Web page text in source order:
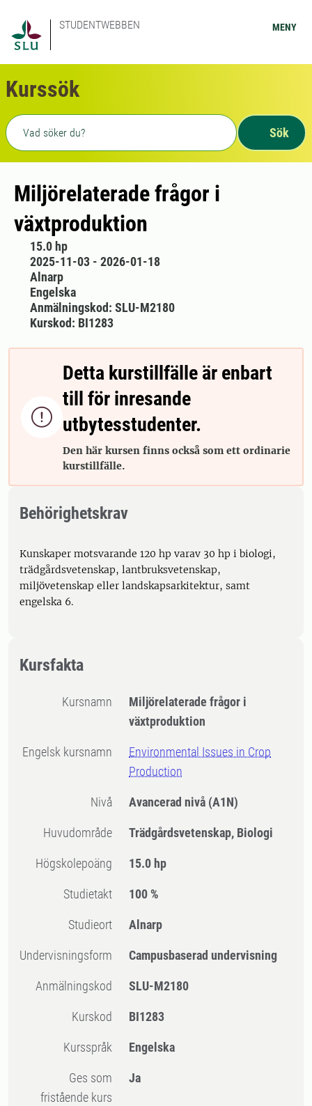
STUDENTWEBBEN MENY
Kurssök
Fritext sökning
Sök
Miljörelaterade frågor i
växtproduktion
15.0 hp
2025-11-03 - 2026-01-18
Alnarp
Engelska
Anmälningskod: SLU-M2180
Kurskod: BI1283

Detta kurstillfälle är enbart
till för inresande
utbytesstudenter.
Den här kursen finns också som ett ordinarie
kurstillfälle.
Behörighetskrav
Kunskaper motsvarande 120 hp varav 30 hp i biologi,
trädgårdsvetenskap, lantbruksvetenskap,
miljövetenskap eller landskapsarkitektur, samt
engelska 6.
Kursfakta
Kursnamn
Miljörelaterade frågor i
växtproduktion
Engelsk kursnamn
Environmental Issues in Crop
Production
Nivå Avancerad nivå (A1N)
Huvudområde Trädgårdsvetenskap, Biologi
högskolepoäng 15.0 hp
Studietakt 100 %
Studieort Alnarp
Undervisningsform Campusbaserad undervisning
Anmälningskod SLU-M2180
Kurskod BI1283
Kursspråk Engelska
Ges som
fristående kurs
Ja